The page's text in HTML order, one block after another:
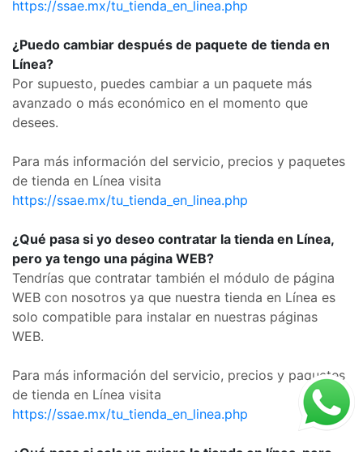
https://ssae.mx/tu_tienda_en_linea.php
¿Puedo cambiar después de paquete de tienda en
Línea?
Por supuesto, puedes cambiar a un paquete más
avanzado o más económico en el momento que
desees.
Para más información del servicio, precios y paquetes
de tienda en Línea visita
https://ssae.mx/tu_tienda_en_linea.php
¿Qué pasa si yo deseo contratar la tienda en Línea,
pero ya tengo una página WEB?
Tendrías que contratar también el módulo de página
WEB con nosotros ya que nuestra tienda en Línea es
solo compatible para instalar en nuestras páginas
WEB.
Para más información del servicio, precios y paquetes
de tienda en Línea visita
https://ssae.mx/tu_tienda_en_linea.php